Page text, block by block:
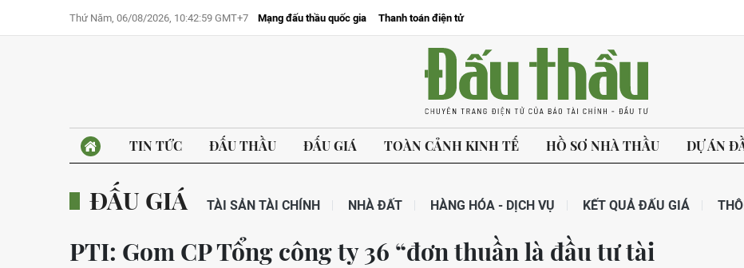
Thứ Năm, 06/08/2026, 10:42:59 GMT+7 Mạng đấu thầu quốc gia Thanh toán điện tử
TIN TỨC ĐẤU THẦU ĐẤU GIÁ TOÀN CẢNH KINH TẾ HỒ SƠ NHÀ THẦU DỰ ÁN
ĐẤU GIÁ TÀI SẢN TÀI CHÍNH NHÀ ĐẤT HÀNG HÓA - DỊCH VỤ KẾT QUẢ ĐẤU GIÁ
PTI: Gom CP Tổng công ty 36 “đơn thuần là đầu tư tài